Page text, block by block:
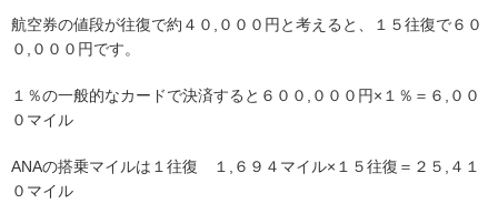
航空券の値段が往復で約４０,０００円と考えると、１５往復で６０
０,０００円です。
１％の一般的なカードで決済すると６００,０００円×１％＝６,００
０マイル
ANAの搭乗マイルは１往復 １,６９４マイル×１５往復＝２５,４１
０マイル